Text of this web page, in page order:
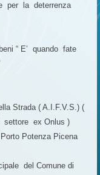
per la deterrenza
“ E’ quando fate
Strada ( A.I.F.V.S.) (
settore ex Onlus )
Potenza Picena
del Comune di